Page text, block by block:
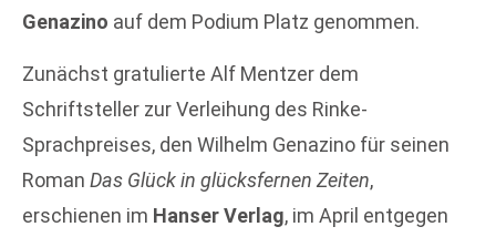
Genazino auf dem Podium Platz genommen.
Zunächst gratulierte Alf Mentzer dem
Schriftsteller zur Verleihung des Rinke-
Sprachpreises, den Wilhelm Genazino für seinen
Roman Das Glück in glücksfernen Zeiten,
erschienen im Hanser Verlag, im April entgegen